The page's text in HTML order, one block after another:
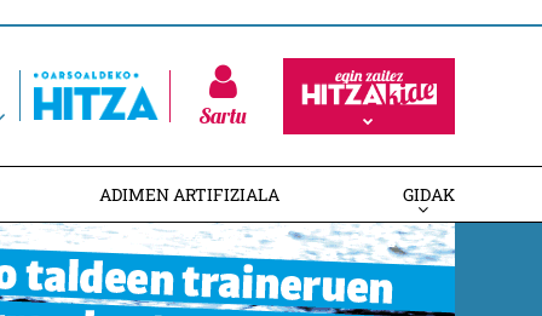
Sartu
ADIMEN ARTIFIZIALA GIDAK